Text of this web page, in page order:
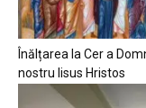
Înălțarea la Cer a
nostru Iisus Hristos